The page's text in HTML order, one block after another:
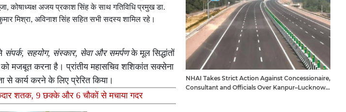
कोषाध्यक्ष अजय प्रकाश सिंह के साथ गतिविधि प्रमुख डा.
मिश्रा, अविनाश सिंह सहित सभी सदस्य शामिल रहे।
संपर्क, सहयोग, संस्कार, सेवा और समर्पणके मूल सिद्धांतों
को मजबूत करना है। प्रांतीय महासचिव शशिकांत सक्सेना
से कार्य करने के लिए प्रेरित किया।
शतक, 9 छक्के और 6 चौकों से मचाया गदर
NHAI Takes Strict Action Against Concessionaire,
Consultant and Officials Over Kanpur–Lucknow